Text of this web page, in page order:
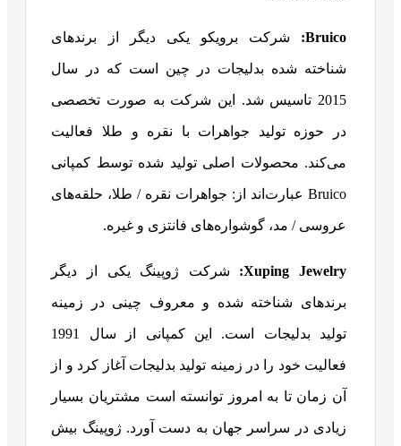
Bruico
: شرکت برویکو یکی دیگر از برندهای
شناخته شده بدلیجات در چین است که در سال
2015 تاسیس شد. این شرکت به صورت تخصصی
در حوزه تولید جواهرات با نقره و طلا فعالیت
می‌کند. محصولات اصلی تولید شده توسط کمپانی
Bruico عبارت‌اند از: جواهرات نقره / طلا، حلقه‌های
عروسی / مد، گوشواره‌های فانتزی و غیره.
Xuping Jewelry
: شرکت ژوپینگ یکی از دیگر
برندهای شناخته شده و معروف چینی در زمینه
تولید بدلیجات است. این کمپانی از سال 1991
فعالیت خود را در زمینه تولید بدلیجات آغاز کرد و از
آن زمان تا به امروز توانسته است مشتریان بسیار
زیادی در سراسر جهان به دست آورد. ژوپینگ بیش